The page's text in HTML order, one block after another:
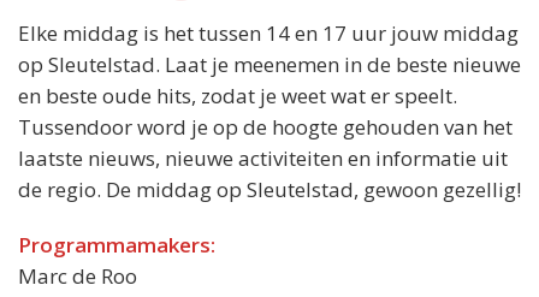
Elke middag is het tussen 14 en 17 uur jouw middag
op Sleutelstad. Laat je meenemen in de beste nieuwe
en beste oude hits, zodat je weet wat er speelt.
Tussendoor word je op de hoogte gehouden van het
laatste nieuws, nieuwe activiteiten en informatie uit
de regio. De middag op Sleutelstad, gewoon gezellig!
Programmamakers:
Marc de Roo